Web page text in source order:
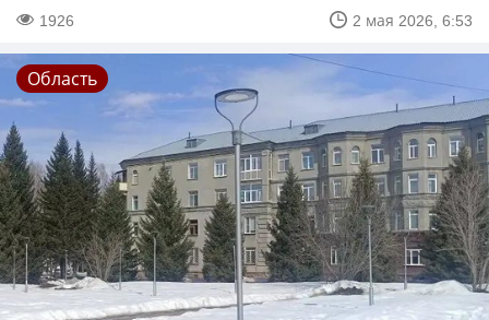
1926 2 мая 2026, 6:53
Область